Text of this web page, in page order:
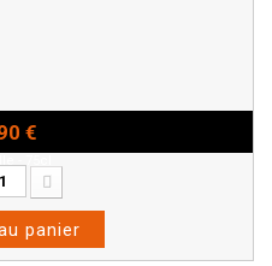
€
panier